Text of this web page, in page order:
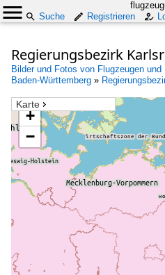
Suche
Registrieren
Regierungsbezirk
Bilder und Fotos von Flugzeugen und
Baden-Württemberg »
Karte
+
−